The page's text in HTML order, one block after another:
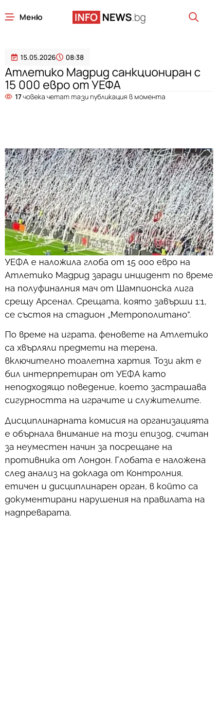
Меню
15.05.2026 08:38
Атлетико Мадрид санкциониран с
15 000 евро от УЕФА
17човека четат тази публикация в момента
УЕФА е наложила глоба от 15 000 евро на
Атлетико Мадрид заради инцидент по време
на полуфиналния мач от Шампионска лига
срещу Арсенал. Срещата, която завърши 1:1,
се състоя на стадион „Метрополитано“.
По време на играта, феновете на Атлетико
са хвърляли предмети на терена,
включително тоалетна хартия. Този акт е
бил интерпретиран от УЕФА като
неподходящо поведение, което застрашава
сигурността на играчите и служителите.
Дисциплинарната комисия на организацията
е обърнала внимание на този епизод, считан
за неуместен начин за посрещане на
противника от Лондон. Глобата е наложена
след анализ на доклада от Контролния,
етичен и дисциплинарен орган, в който са
документирани нарушения на правилата на
надпреварата.